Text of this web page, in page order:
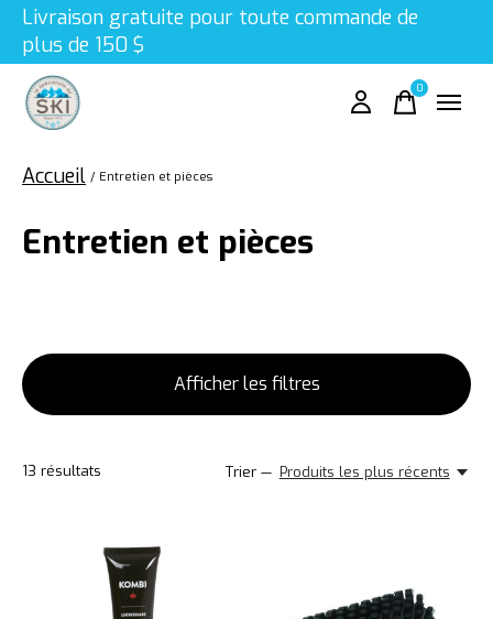
Livraison gratuite pour toute commande de
plus de 150 $
0items
Accueil / Entretien et pièces
Entretien et pièces
Afficher les filtres
13 résultats Trier — Produits les plus récents